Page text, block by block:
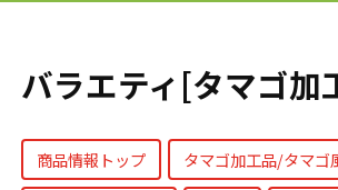
バラエティ[タマゴ加
商品情報トップ タマゴ加工品/タマゴ